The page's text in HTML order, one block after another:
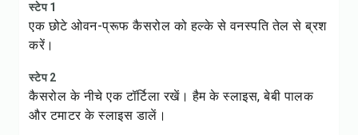
स्टेप 1
एक छोटे ओवन-प्रूफ कैसरोल को हल्के से वनस्पति तेल से ब्रश
करें।
स्टेप 2
कैसरोल के नीचे एक टॉर्टिला रखें। हैम के स्लाइस, बेबी पालक
और टमाटर के स्लाइस डालें।